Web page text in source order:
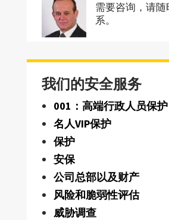
需要咨询，请
系。
我们的安全服务
001：高端行政人员保护
名人VIP保护
保护
安保
公司总部以及财产
风险和脆弱性评估
威胁调查